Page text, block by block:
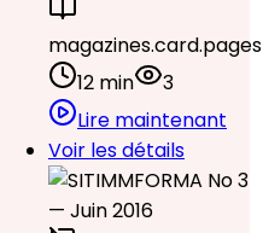
magazines.card.pages
12 min
3
Lire maintenant
Voir les détails